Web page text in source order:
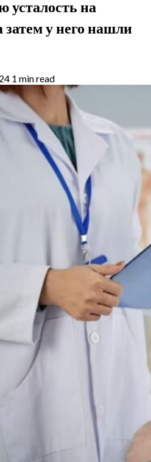
усталость на
у него нашли
1 min read